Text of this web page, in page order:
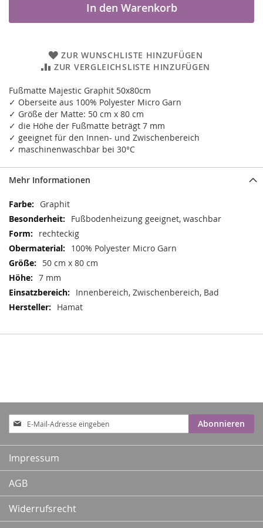
In den Warenkorb
ZUR WUNSCHLISTE HINZUFÜGEN
ZUR VERGLEICHSLISTE HINZUFÜGEN
Fußmatte Majestic Graphit 50x80cm
✓ Oberseite aus 100% Polyester Micro Garn
✓ Größe der Matte: 50 cm x 80 cm
✓ die Höhe der Fußmatte beträgt 7 mm
✓ geeignet für den Innen- und Zwischenbereich
✓ maschinenwaschbar bei 30°C
Mehr Informationen
Mehr
Informationen
Graphit
Fußbodenheizung geeignet, waschbar
rechteckig
100% Polyester Micro Garn
50 cm x 80 cm
7 mm
Innenbereich, Zwischenbereich, Bad
Hamat
Anmeldung
zum
Newsletter:
Abonnieren
Impressum
AGB
Widerrufsrecht